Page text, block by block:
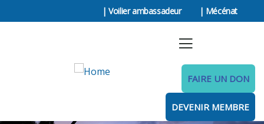
| Voilier ambassadeur | Mécénat
FAIRE UN DON
DEVENIR MEMBRE